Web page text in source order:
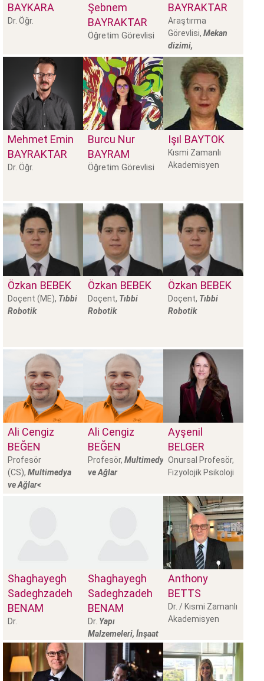
BAYKARA
Dr. Öğr.
Şebnem
BAYRAKTAR
Öğretim Görevlisi
BAYRAKTAR
Araştırma
Görevlisi, Mekan
dizimi,
Mehmet Emin
BAYRAKTAR
Dr. Öğr.
Burcu Nur
BAYRAM
Öğretim Görevlisi
Işıl BAYTOK
Kısmi Zamanlı
Akademisyen
Özkan BEBEK
Doçent (ME), Tıbbi
Robotik
Özkan BEBEK
Doçent, Tıbbi
Robotik
Özkan BEBEK
Doçent, Tıbbi
Robotik
Ali Cengiz
BEĞEN
Profesör
(CS), Multimedya
ve Ağlar<
Ali Cengiz
BEĞEN
Profesör, Multimedya
ve Ağlar
Ayşenil
BELGER
Onursal Profesör,
Fizyolojik Psikoloji
Shaghayegh
Sadeghzadeh
BENAM
Dr.
Shaghayegh
Sadeghzadeh
BENAM
Dr. Yapı
Malzemeleri, İnşaat
Mühend
Anthony
BETTS
Dr. / Kısmi Zamanlı
Akademisyen